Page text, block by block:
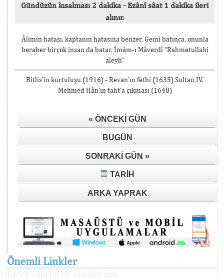
Gündüzün kısalması 2 dakika - Ezânî sâat 1 dakika ileri
alınır.
Âlimin hatası, kaptanın hatasına benzer. Gemi batınca, onunla
beraber birçok insan da batar. İmâm-ı Mâverdî “Rahmetullahi
aleyh”
Bitlis’in kurtuluşu (1916) - Revan’ın fethi (1635) Sultan IV.
Mehmed Hân’ın taht’a çıkması (1648)
« ÖNCEKI GÜN
BUGÜN
SONRAKI GÜN »
TARIH
ARKA YAPRAK
Önemli Linkler